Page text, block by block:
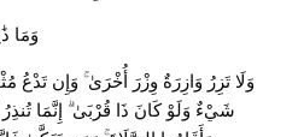
وَمَا
وَلَا تَزِرُ وَازِرَةٌ وِزْرَ أُخْرَىٰ ۚ وَإِن تَدْعُ
شَيْءٌ وَلَوْ كَانَ ذَا قُرْبَىٰ ۗ إِنَّمَا